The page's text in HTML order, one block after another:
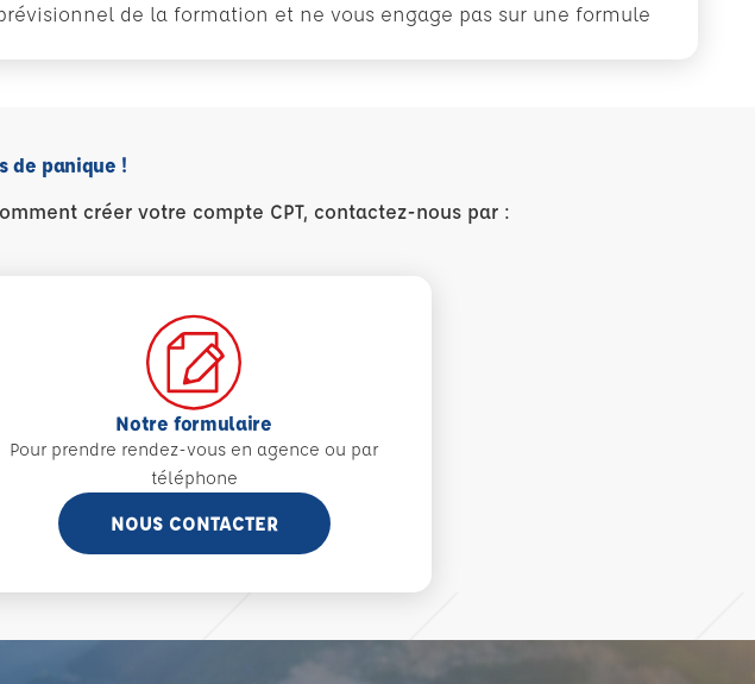
de la formation et ne vous engage pas sur une formule
de panique !
créer votre compte CPT, contactez-nous par :
Notre formulaire
Pour prendre rendez-vous en agence ou par
téléphone
NOUS CONTACTER